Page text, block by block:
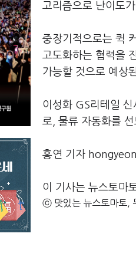
고리즘으로 난이도
중장기적으로는 퀵
고도화하는 협력을
가능할 것으로 예상
이성화 GS리테일
로, 물류 자동화를
홍연 기자
이 기사는 뉴스토마
ⓒ 맛있는 뉴스토마토,